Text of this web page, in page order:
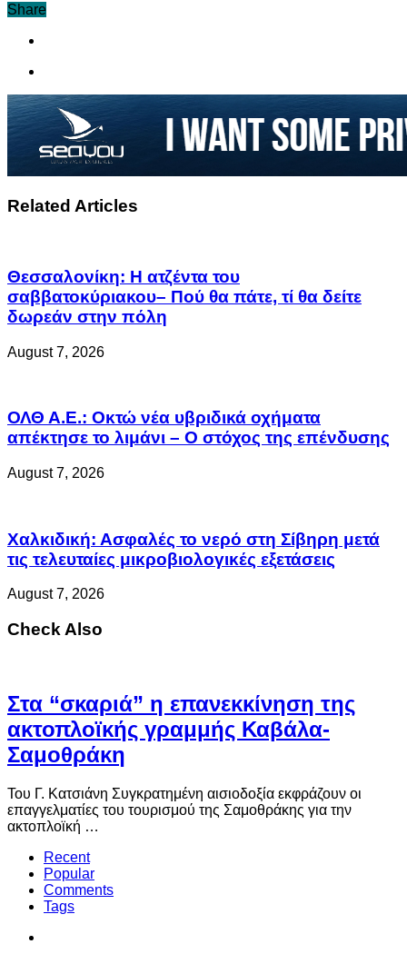
Share
Related Articles
Θεσσαλονίκη: Η ατζέντα του
σαββατοκύριακου– Πού θα πάτε, τί θα δείτε
δωρεάν στην πόλη
August 7, 2026
ΟΛΘ Α.Ε.: Οκτώ νέα υβριδικά οχήματα
απέκτησε το λιμάνι – Ο στόχος της επένδυσης
August 7, 2026
Χαλκιδική: Ασφαλές το νερό στη Σίβηρη μετά
τις τελευταίες μικροβιολογικές εξετάσεις
August 7, 2026
Check Also
Στα “σκαριά” η επανεκκίνηση της
ακτοπλοϊκής γραμμής Καβάλα-
Σαμοθράκη
Του Γ. Κατσιάνη Συγκρατημένη αισιοδοξία εκφράζουν οι
επαγγελματίες του τουρισμού της Σαμοθράκης για την
ακτοπλοϊκή …
Recent
Popular
Comments
Tags